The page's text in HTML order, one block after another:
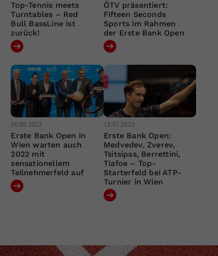
Top-Tennis meets
Turntables – Red
Bull BassLine ist
zurück!
ÖTV präsentiert:
Fifteen Seconds
Sports im Rahmen
der Erste Bank Open
30.09.2022
Erste Bank Open in
Wien warten auch
2022 mit
sensationellem
Teilnehmerfeld auf
13.07.2022
Erste Bank Open:
Medvedev, Zverev,
Tsitsipas, Berrettini,
Tiafoe – Top-
Starterfeld bei ATP-
Turnier in Wien